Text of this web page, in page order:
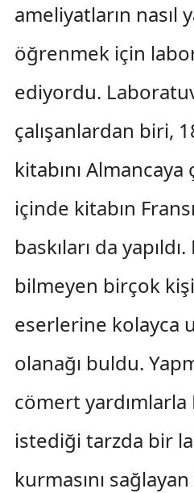
ameliyatların nasıl
öğrenmek için
ediyordu.
çalışanlardan biri,
kitabını
içinde kitabın
baskıları da
bilmeyen birçok
eserlerine kolayca
olanağı buldu.
cömert yardımlarla
istediği tarzda bir
kurmasını